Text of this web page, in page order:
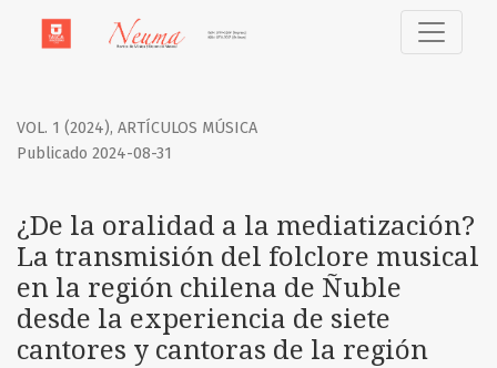
¿De la oralidad a la mediatización? La transmisión del
VOL. 1 (2024), ARTÍCULOS MÚSICA
¿De la oralidad a la mediatización?
La transmisión del folclore musical
en la región chilena de Ñuble
desde la experiencia de siete
cantores y cantoras de la región
Publicado 2024-08-31